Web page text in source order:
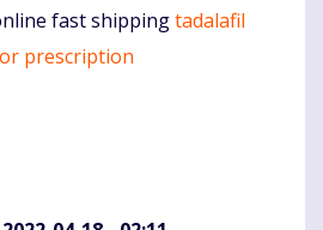
fast shippingtadalafil
prescription